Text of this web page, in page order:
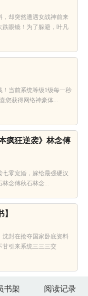
，却突然遭遇女战神前来
跌眼镜！为了躲避，叶凡
当前系统等级1级每一秒
您获得网络神豪体...
疯狂逆袭》林念傅
零宠婚，嫁给最强硬汉
念傅秋石林念...
封在抢夺国家卧底资料
甘引来系统三三三交
书架 阅读记录